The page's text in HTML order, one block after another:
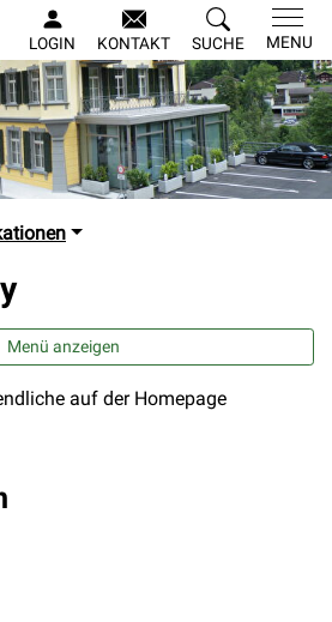
LOGIN KONTAKT SUCHE MENU
Menü anzeigen
auf der Homepage
Link wird in einem neuen Fenster